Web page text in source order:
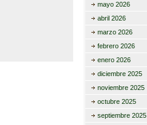
mayo 2026
abril 2026
marzo 2026
febrero 2026
enero 2026
diciembre 2025
noviembre 2025
octubre 2025
septiembre 2025